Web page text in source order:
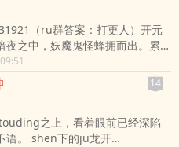
（ru群答案：打更人）开元
夜之中，妖魔鬼怪蜂拥而出。累累
大唐镇魂司，驱邪避煞。九品镇
得封鬼古册，从此巡游夜间，看尽
，渡有冤之鬼，斩作恶之徒，杀
见证人鬼之luan。
14
之上，看着眼前已经深陷
ju龙开